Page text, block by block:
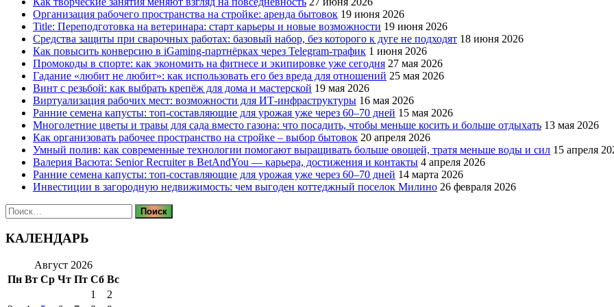
Организация рабочего пространства на стройке: аренда бытовок 19 июня 2026
Title: Переподготовка на ветеринара: старт карьеры и новые возможности 19 июня 2026
Средства защиты при сварочных работах: базовый набор, без которого к дуге не подходят 18 июня 2026
Как повысить конверсию в iGaming-партнёрках через Telegram-трафик 1 июня 2026
Промокоды в спорте: как экономить на фитнесе и экипировке уже сегодня 27 мая 2026
Гадание «любит не любит»: как использовать его без вреда для отношений 25 мая 2026
Винт с резьбой: как выбрать крепёж для дома и мастерской 19 мая 2026
Виртуализация рабочих мест: возможности для ИТ-инфраструктуры 16 мая 2026
Ранние семена капусты: топ‑составляющие для урожая уже через 60–70 дней 15 мая 2026
Многолетние цветы и травы для сада вместо газона: что посадить, чтобы меньше косить и больше отдыхать 13 мая 2026
Как организовать рабочее пространство на стройке – выбор бытовок 20 апреля 2026
Умный полив: как современные технологии помогают выращивать больше овощей, тратя меньше воды и сил 15 апреля
Валерия Васюта: Senior Recruiter в BetAndYou — карьера, достижения и контакты 4 апреля 2026
Ранние семена капусты: топ‑составляющие для урожая уже через 60–70 дней 14 марта 2026
Инвестиции в загородную недвижимость: чем выгоден коттеджный поселок Милино 26 февраля 2026
Найти:
КАЛЕНДАРЬ
Август 2026
Пн Вт Ср Чт Пт Сб Вс
1
2